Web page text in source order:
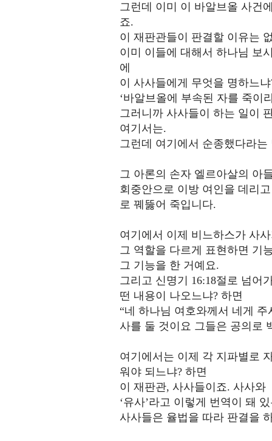
그런데 이미 이 바알브올 사건
죠.
이 재판관들이 판결할 이유는
이미 이들에 대해서 하나님 보
에
이 사사들에게 무엇을 명하느
‘바알브올에 부속된 자를 죽이
그러니까 사사들이 하는 일이
여기서는.
그런데 여기에서 순종했다라
그 아론의 손자 엘르아살의 아
회중안으로 이방 여인을 데리
로 꿰뚫어 죽입니다.
여기에서 이제 비느하스가 사
그 역할을 다르게 표현하면 기
그 기능을 한 거예요.
그리고 신명기 16:18절로 넘어
떤 내용이 나오느냐? 하면
“네 하나님 여호와께서 네게
사를 둘 것이요 그들은 공의로
여기에서는 이제 각 지파별로
워야 되느냐? 하면
이 재판관, 사사들이죠. 사사와
‘유사’라고 이렇게 번역이 돼
사사들은 율법을 따라 판결을